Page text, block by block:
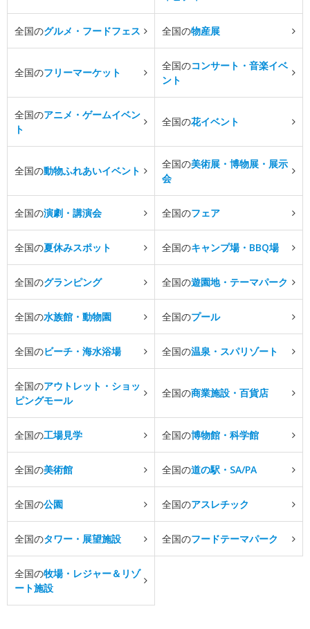
全国のグルメ・フードフェス 全国の物産展
全国のフリーマーケット
全国のコンサート・音楽イベ
ント
全国のアニメ・ゲームイベン
ト
全国の花イベント
全国の動物ふれあいイベント
全国の美術展・博物展・展示
会
全国の演劇・講演会 全国のフェア
全国の夏休みスポット 全国のキャンプ場・BBQ場
全国のグランピング 全国の遊園地・テーマパーク
全国の水族館・動物園 全国のプール
全国のビーチ・海水浴場 全国の温泉・スパリゾート
全国のアウトレット・ショッ
ピングモール
全国の商業施設・百貨店
全国の工場見学 全国の博物館・科学館
全国の美術館 全国の道の駅・SA/PA
全国の公園 全国のアスレチック
全国のタワー・展望施設 全国のフードテーマパーク
全国の牧場・レジャー＆リゾ
ート施設